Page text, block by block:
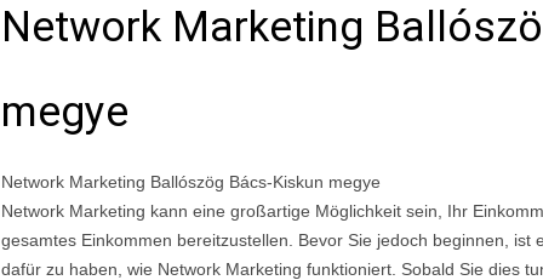
Network Marketing
megye
Network Marketing Ballószög Bács-Kiskun megye
Network Marketing kann eine großartige Möglichkeit sein, Ihr
gesamtes Einkommen bereitzustellen. Bevor Sie jedoch beginnen, ist
dafür zu haben, wie Network Marketing funktioniert. Sobald Sie dies